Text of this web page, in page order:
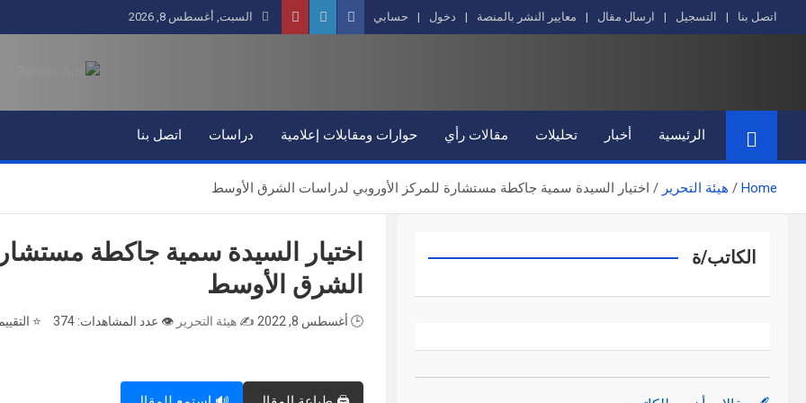
to
السبت, أغسطس 8, 2026 اتصل بنا التسجيل ارسال مقال معايير النشر بالمنصة دخول حسابي
الرئيسية أخبار تحليلات مقالات رأي حوارات ومقابلات إعلامية دراسات اتصل بنا
Home هيئة التحرير اختيار السيدة سمية جاكطة مستشارة للمركز الأوروبي لدراسات الشرق الأوسط
اختيار السيدة سمية جاكطة
الشرق الأوسط
🕒 أغسطس 8, 2022 ✍️ هيئة التحرير 👁️ عدد المشاهدات: 374 ⭐
الكاتب/ة